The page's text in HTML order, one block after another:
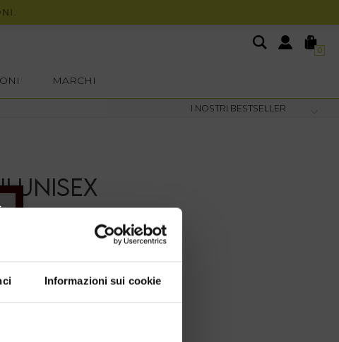
Informazioni sui cookie
0
MARCHI
UNISEX